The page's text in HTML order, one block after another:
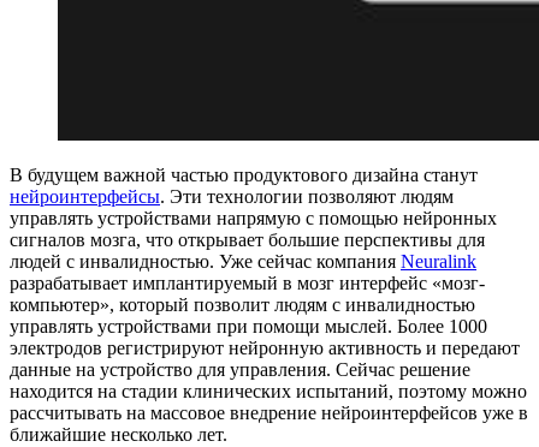
В будущем важной частью продуктового дизайна станут
нейроинтерфейсы. Эти технологии позволяют людям
управлять устройствами напрямую с помощью нейронных
сигналов мозга, что открывает большие перспективы для
людей с инвалидностью. Уже сейчас компания Neuralink
разрабатывает имплантируемый в мозг интерфейс «мозг-
компьютер», который позволит людям с инвалидностью
управлять устройствами при помощи мыслей. Более 1000
электродов регистрируют нейронную активность и передают
данные на устройство для управления. Сейчас решение
находится на стадии клинических испытаний, поэтому можно
рассчитывать на массовое внедрение нейроинтерфейсов уже в
ближайшие несколько лет.